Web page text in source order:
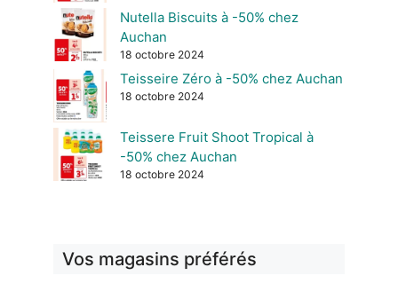
Nutella Biscuits à -50% chez
Auchan
18 octobre 2024
Teisseire Zéro à -50% chez Auchan
18 octobre 2024
Teissere Fruit Shoot Tropical à
-50% chez Auchan
18 octobre 2024
Vos magasins préférés